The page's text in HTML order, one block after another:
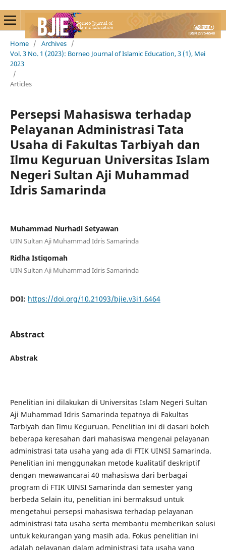
Home / Archives /
Vol. 3 No. 1 (2023): Borneo Journal of Islamic Education, 3 (1), Mei
2023
/
Articles
Persepsi Mahasiswa terhadap
Pelayanan Administrasi Tata
Usaha di Fakultas Tarbiyah dan
Ilmu Keguruan Universitas Islam
Negeri Sultan Aji Muhammad
Idris Samarinda
Muhammad Nurhadi Setyawan
UIN Sultan Aji Muhammad Idris Samarinda
Ridha Istiqomah
UIN Sultan Aji Muhammad Idris Samarinda
DOI: https://doi.org/10.21093/bjie.v3i1.6464
Abstract
Abstrak
Penelitian ini dilakukan di Universitas Islam Negeri Sultan
Aji Muhammad Idris Samarinda tepatnya di Fakultas
Tarbiyah dan Ilmu Keguruan. Penelitian ini di dasari boleh
beberapa keresahan dari mahasiswa mengenai pelayanan
administrasi tata usaha yang ada di FTIK UINSI Samarinda.
Penelitian ini menggunakan metode kualitatif deskriptif
dengan mewawancarai 40 mahasiswa dari berbagai
program di FTIK UINSI Samarinda dan semester yang
berbeda Selain itu, penelitian ini bermaksud untuk
mengetahui persepsi mahasiswa terhadap pelayanan
administrasi tata usaha serta membantu memberikan solusi
untuk kekurangan yang masih ada. Fokus penelitian ini
adalah pelayanan dalam administrasi tata usaha yang